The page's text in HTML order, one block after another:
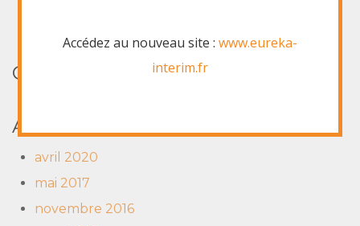
COMMENTAIRES RÉCENTS
ARCHIVES
avril 2020
mai 2017
novembre 2016
Accédez au nouveau site : www.eureka-
interim.fr